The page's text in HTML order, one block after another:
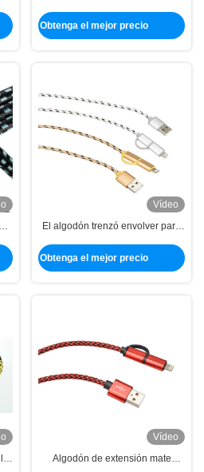
algodón de los PP para la
protección del cable de alambre
Obtenga el mejor precio
Vídeo
El algodón trenzó envolver para
encargo del cable de la PC
Obtenga el mejor precio
Vídeo
Algodón de extensión mate